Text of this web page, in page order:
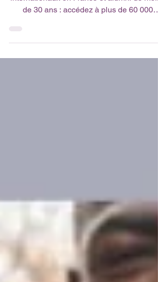
Carte Jeunes Européenne pour les
réductions en...